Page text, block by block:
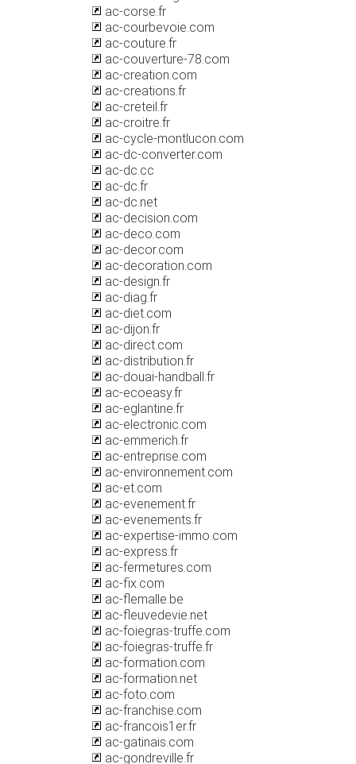
ac-corse.fr
ac-courbevoie.com
ac-couture.fr
ac-couverture-78.com
ac-creation.com
ac-creations.fr
ac-creteil.fr
ac-croitre.fr
ac-cycle-montlucon.com
ac-dc-converter.com
ac-dc.cc
ac-dc.fr
ac-dc.net
ac-decision.com
ac-deco.com
ac-decor.com
ac-decoration.com
ac-design.fr
ac-diag.fr
ac-diet.com
ac-dijon.fr
ac-direct.com
ac-distribution.fr
ac-douai-handball.fr
ac-ecoeasy.fr
ac-eglantine.fr
ac-electronic.com
ac-emmerich.fr
ac-entreprise.com
ac-environnement.com
ac-et.com
ac-evenement.fr
ac-evenements.fr
ac-expertise-immo.com
ac-express.fr
ac-fermetures.com
ac-fix.com
ac-flemalle.be
ac-fleuvedevie.net
ac-foiegras-truffe.com
ac-foiegras-truffe.fr
ac-formation.com
ac-formation.net
ac-foto.com
ac-franchise.com
ac-francois1er.fr
ac-gatinais.com
ac-gondreville.fr